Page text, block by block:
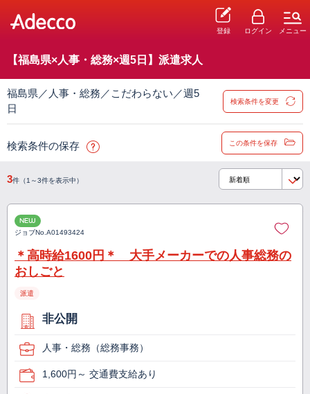
登録 ログイン メニュー
【福島県×人事・総務×週5日】派遣求人
福島県／人事・総務／こだわらない／週5
日
検索条件を変更
検索条件の保存 この条件を保存
3件（1～3件を表示中）
NEW
ジョブNo.A01493424
＊高時給1600円＊ 大手メーカーでの人事総務の
おしごと
派遣
非公開
人事・総務（総務事務）
1,600円～ 交通費支給あり